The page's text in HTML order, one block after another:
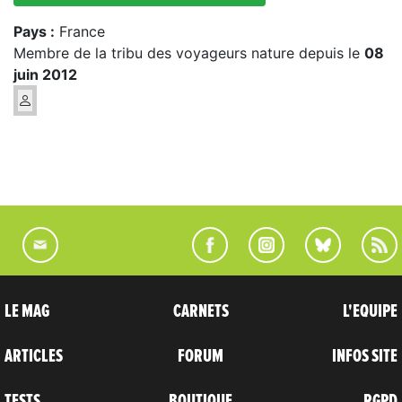
Pays : France
Membre de la tribu des voyageurs nature depuis le 08
juin 2012
LE MAG
ARTICLES
CARNETS
FORUM
L'EQUIPE
INFOS SITE